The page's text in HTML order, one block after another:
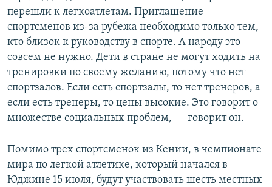
перешли к легкоатлетам. Приглашение
спортсменов из-за рубежа необходимо только тем,
кто близок к руководству в спорте. А народу это
совсем не нужно. Дети в стране не могут ходить на
тренировки по своему желанию, потому что нет
спортзалов. Если есть спортзалы, то нет тренеров, а
если есть тренеры, то цены высокие. Это говорит о
множестве социальных проблем, — говорит он.
Помимо трех спортсменок из Кении, в чемпионате
мира по легкой атлетике, который начался в
Юджине 15 июля, будут участвовать шесть местных